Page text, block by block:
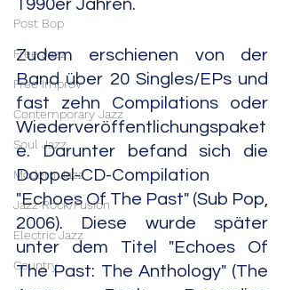
Post Bop
Free Jazz
Free Improv
Contemporary Jazz
Soul Jazz
Modern Jazz
Jazz Rock/Fusion
Electric Jazz
Country
1990er Jahren.
Zudem erschienen von der
Band über 20 Singles/EPs und
fast zehn Compilations oder
Wiederveröffentlichungspaket
e. Darunter befand sich die
Doppel-CD-Compilation
"Echoes Of The Past" (Sub Pop,
2006). Diese wurde später
unter dem Titel "Echoes Of
The Past: The Anthology" (The